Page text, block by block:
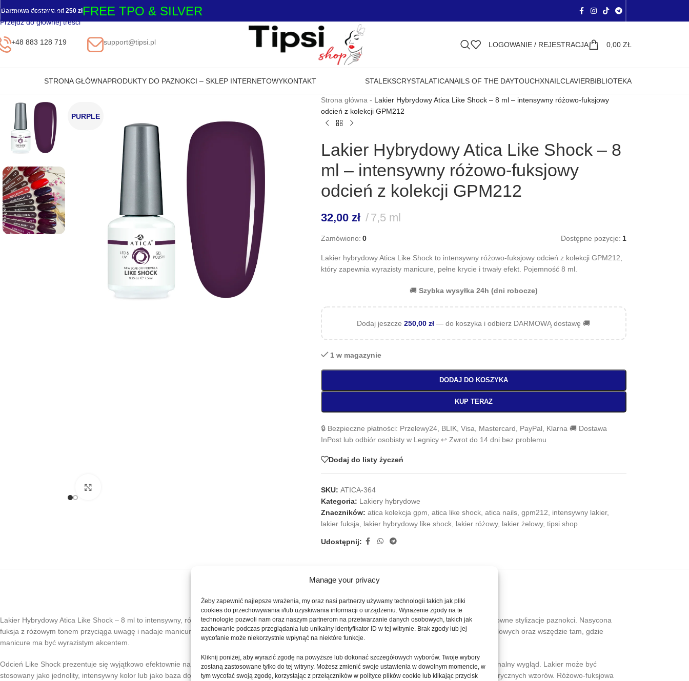
Manage your privacy
Żeby zapewnić najlepsze wrażenia, my oraz nasi partnerzy używamy technologii takich jak pliki
cookies do przechowywania i/lub uzyskiwania informacji o urządzeniu. Wyrażenie zgody na te
technologie pozwoli nam oraz naszym partnerom na przetwarzanie danych osobowych, takich jak
zachowanie podczas przeglądania lub unikalny identyfikator ID w tej witrynie. Brak zgody lub jej
wycofanie może niekorzystnie wpłynąć na niektóre funkcje.
Kliknij poniżej, aby wyrazić zgodę na powyższe lub dokonać szczegółowych wyborów. Twoje wybory
zostaną zastosowane tylko do tej witryny. Możesz zmienić swoje ustawienia w dowolnym momencie, w
tym wycofać swoją zgodę, korzystając z przełączników w polityce plików cookie lub klikając przycisk
Przejdź do nawigacji
Przejdź do głównej treści
Darmowa dostawa od 250 złFREE TPO & SILVER
+48 883 128 719 support@tipsi.pl LOGOWANIE / REJESTRACJA 0,00 ZŁ
STRONA GŁÓWNAPRODUKTY DO PAZNOKCI – SKLEP INTERNETOWYKONTAKT STALEKSCRYSTAL ATICANAILS OF THE DAYTOUCHXNAIL CLAVIERBIBLIOTEKA
PURPLE
Strona główna - Lakier Hybrydowy Atica Like Shock – 8 ml – intensywny różowo-fuksjowy
odcień z kolekcji GPM212
Lakier Hybrydowy Atica Like Shock – 8
ml – intensywny różowo-fuksjowy
odcień z kolekcji GPM212
32,00 zł 7,5 ml
Zamówiono: 0 Dostępne pozycje: 1
Lakier hybrydowy Atica Like Shock to intensywny różowo-fuksjowy odcień z kolekcji GPM212,
który zapewnia wyrazisty manicure, pełne krycie i trwały efekt. Pojemność 8 ml.
🚚 Szybka wysyłka 24h (dni robocze)
Dodaj jeszcze250,00zł — do koszyka i odbierz DARMOWĄ dostawę 🚚
1 w magazynie
DODAJ DO KOSZYKA
KUP TERAZ
🔒 Bezpieczne płatności: Przelewy24, BLIK, Visa, Mastercard, PayPal, Klarna 🚚 Dostawa
InPost lub odbiór osobisty w Legnicy ↩️ Zwrot do 14 dni bez problemu
Dodaj do listy życzeń
SKU: ATICA-364
Kategoria: Lakiery hybrydowe
Znaczników: atica kolekcja gpm atica like shock, atica nails, gpm212 intensywny lakier,
lakier fuksja
lakier hybrydowy like shock, lakier różowy, lakier żelowy, tipsi shop
Udostępnij:
Lakier Hybrydowy Atica Like Shock – 8 ml to intensywny, różowo-fuksjowy odcień z kolekcji GPM212, stworzony dla osób, które lubią mocne kolory i efektowne stylizacje paznokci. Nasycona
fuksja z różowym tonem przyciąga uwagę i nadaje manicure energiczny, nowoczesny charakter. To kolor idealny do stylizacji letnich, wakacyjnych, festiwalowych oraz wszędzie tam, gdzie
manicure ma być wyrazistym akcentem.
Odcień Like Shock prezentuje się wyjątkowo efektownie na krótkich i długich paznokciach, podkreślając ich kształt i nadając dłoniom dynamiczny, profesjonalny wygląd. Lakier może być
stosowany jako jednolity, intensywny kolor lub jako baza do kreatywnych zdobień z wykorzystaniem brokatu, folii, pyłków, kontrastowych detali czy geometrycznych wzorów. Różowo-fuksjowa